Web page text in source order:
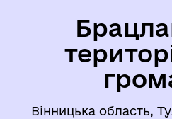
Вінницька область,